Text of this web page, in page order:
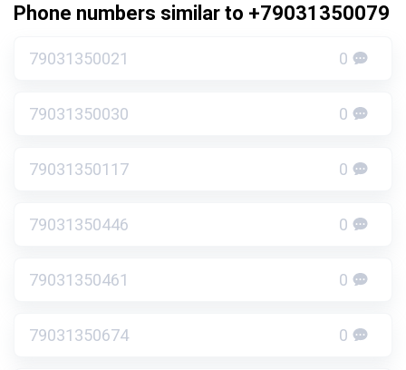
Phone numbers similar to +79031350079
79031350021 0
79031350030 0
79031350117 0
79031350446 0
79031350461 0
79031350674 0